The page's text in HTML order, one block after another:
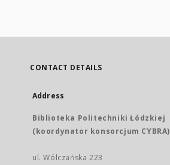
CONTACT DETAILS
Address
Biblioteka Politechniki Łódzkiej
(koordynator konsorcjum CYBRA)
ul. Wólczańska 223